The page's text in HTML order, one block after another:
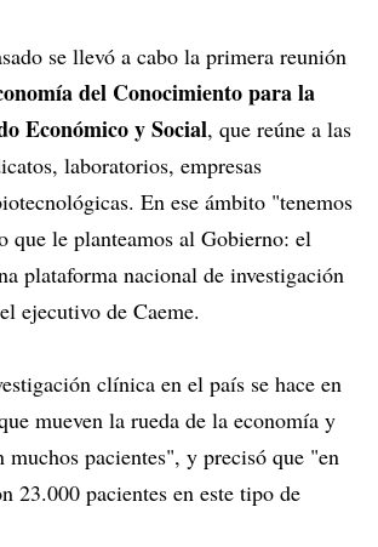
se llevó a cabo la primera reunión
del Conocimiento para la
Económico y Social, que reúne a las
laboratorios, empresas
En ese ámbito "tenemos
que le planteamos al Gobierno: el
plataforma nacional de investigación
ejecutivo de Caeme.
clínica en el país se hace en
mueven la rueda de la economía y
muchos pacientes", y precisó que "en
23.000 pacientes en este tipo de